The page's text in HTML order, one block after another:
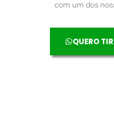
com um dos
QUERO